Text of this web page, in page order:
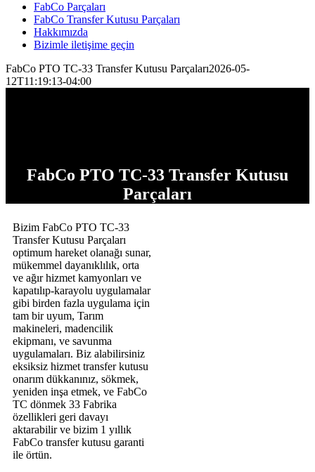
FabCo Parçaları
FabCo Transfer Kutusu Parçaları
Hakkımızda
Bizimle iletişime geçin
FabCo PTO TC-33 Transfer Kutusu Parçaları2026-05-
12T11:19:13-04:00
FabCo PTO TC-33 Transfer Kutusu
Parçaları
Bizim FabCo PTO TC-33
Transfer Kutusu Parçaları
optimum hareket olanağı sunar,
mükemmel dayanıklılık, orta
ve ağır hizmet kamyonları ve
kapatılıp-karayolu uygulamalar
gibi birden fazla uygulama için
tam bir uyum, Tarım
makineleri, madencilik
ekipmanı, ve savunma
uygulamaları. Biz alabilirsiniz
eksiksiz hizmet transfer kutusu
onarım dükkanınız, sökmek,
yeniden inşa etmek, ve FabCo
TC dönmek 33 Fabrika
özellikleri geri davayı
aktarabilir ve bizim 1 yıllık
FabCo transfer kutusu garanti
ile örtün.